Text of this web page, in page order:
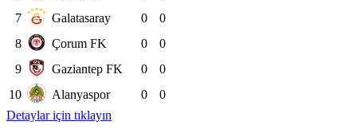
7
Galatasaray 0
0
8
Çorum FK 0
0
9
Gaziantep FK 0
0
10
Alanyaspor 0
0
Detaylar için tıklayın